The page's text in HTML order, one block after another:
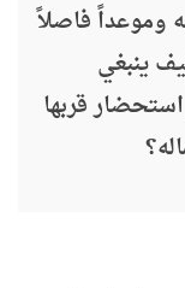
وموعداً فاصلاً
ينبغي
استحضار قربها